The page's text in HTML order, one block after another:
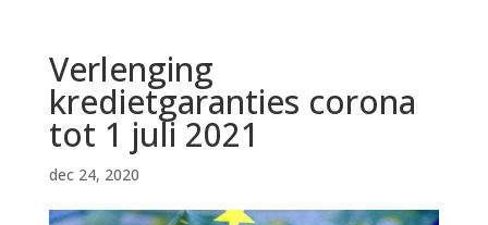
Verlenging
kredietgaranties corona
tot 1 juli 2021
dec 24, 2020